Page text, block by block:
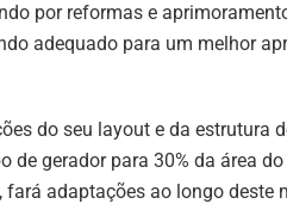
por reformas e
adequado para um melhor
do seu layout e da estrutura
de gerador para 30% da área
fará adaptações ao longo deste